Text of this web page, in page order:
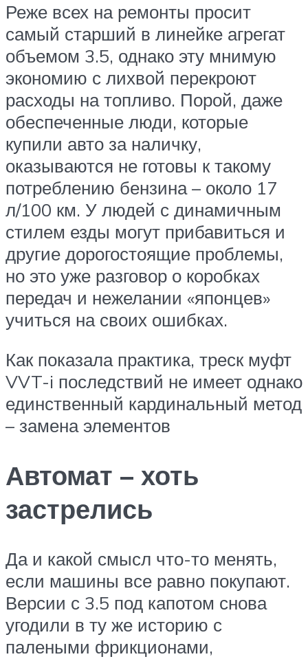
Реже всех на ремонты просит
самый старший в линейке агрегат
объемом 3.5, однако эту мнимую
экономию с лихвой перекроют
расходы на топливо. Порой, даже
обеспеченные люди, которые
купили авто за наличку,
оказываются не готовы к такому
потреблению бензина – около 17
л/100 км. У людей с динамичным
стилем езды могут прибавиться и
другие дорогостоящие проблемы,
но это уже разговор о коробках
передач и нежелании «японцев»
учиться на своих ошибках.
Как показала практика, треск муфт
VVT-i последствий не имеет однако
единственный кардинальный метод
– замена элементов
Автомат – хоть
застрелись
Да и какой смысл что-то менять,
если машины все равно покупают.
Версии с 3.5 под капотом снова
угодили в ту же историю с
палеными фрикционами,